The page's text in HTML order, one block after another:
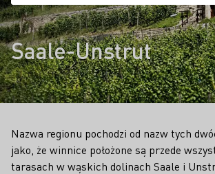
Saale-Unstrut
Nazwa regionu pochodzi od nazw tych
jako, że winnice położone są przede
tarasach w wąskich dolinach Saale i